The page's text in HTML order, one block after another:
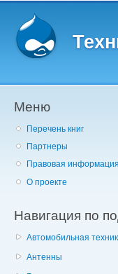
Меню
Перечень книг
Партнеры
Правовая информация
О проекте
Навигация по
Автомобильная
Антенны